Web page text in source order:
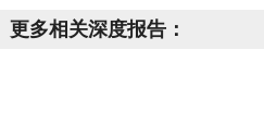
更多相关深度报告：